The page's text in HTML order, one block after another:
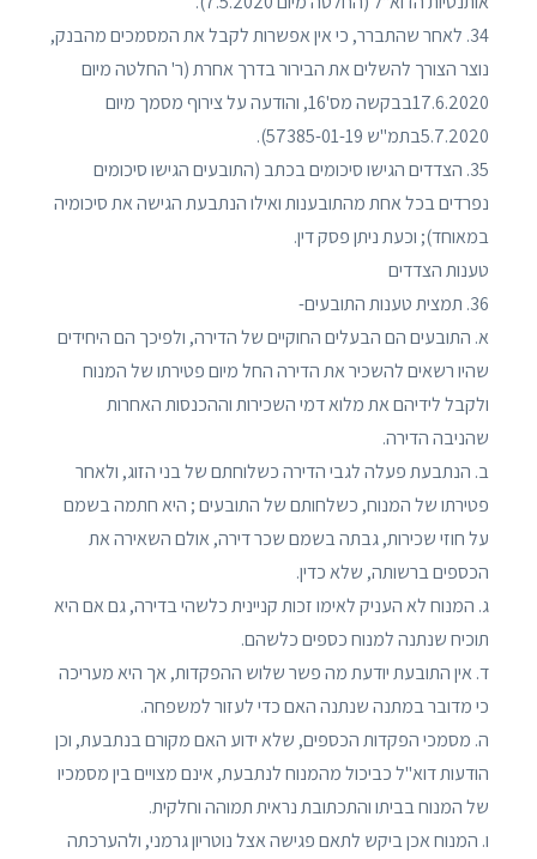
34. לאחר שהתברר, כי אין אפשרות לקבל את המסמכים מהבנק,
נוצר הצורך להשלים את הבירור בדרך אחרת (ר' החלטה מיום
17.6.2020בבקשה מס'16, והודעה על צירוף מסמך מיום
5.7.2020בתמ"ש 57385-01-19).
35. הצדדים הגישו סיכומים בכתב (התובעים הגישו סיכומים
נפרדים בכל אחת מהתובענות ואילו הנתבעת הגישה את סיכומיה
במאוחד); וכעת ניתן פסק דין.
טענות הצדדים
36. תמצית טענות התובעים-
א. התובעים הם הבעלים החוקיים של הדירה, ולפיכך הם היחידים
שהיו רשאים להשכיר את הדירה החל מיום פטירתו של המנוח
ולקבל לידיהם את מלוא דמי השכירות וההכנסות האחרות
שהניבה הדירה.
ב. הנתבעת פעלה לגבי הדירה כשלוחתם של בני הזוג, ולאחר
פטירתו של המנוח, כשלחותם של התובעים ; היא חתמה בשמם
על חוזי שכירות, גבתה בשמם שכר דירה, אולם השאירה את
הכספים ברשותה, שלא כדין.
ג. המנוח לא העניק לאימו זכות קניינית כלשהי בדירה, גם אם היא
תוכיח שנתנה למנוח כספים כלשהם.
ד. אין התובעת יודעת מה פשר שלוש ההפקדות, אך היא מעריכה
כי מדובר במתנה שנתנה האם כדי לעזור למשפחה.
ה. מסמכי הפקדות הכספים, שלא ידוע האם מקורם בנתבעת, וכן
הודעות דוא"ל כביכול מהמנוח לנתבעת, אינם מצויים בין מסמכיו
של המנוח בביתו והתכתובת נראית תמוהה וחלקית.
ו. המנוח אכן ביקש לתאם פגישה אצל נוטריון גרמני, ולהערכתה